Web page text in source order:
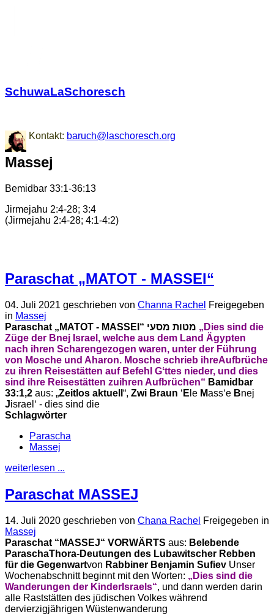
SchuwaLaSchoresch
Kontakt: baruch@laschoresch.org
Massej
Bemidbar 33:1-36:13
Jirmejahu 2:4-28; 3:4
(Jirmejahu 2:4-28; 4:1-4:2)
Paraschat „MATOT - MASSEI“
04. Juli 2021 geschrieben von Channa Rachel Freigegeben
in Massej
Paraschat „MATOT - MASSEI“ מטות מסעי „Dies sind die
Züge der Bnej Israel, welche aus dem Land Ägypten
nach ihren Scharengezogen waren, unter der Führung
von Mosche und Aharon. Mosche schrieb ihreAufbrüche
zu ihren Reisestätten auf Befehl Gʻttes nieder, und dies
sind ihre Reisestätten zuihren Aufbrüchen“ Bamidbar
33:1,2 aus: „Zeitlos aktuell “, Zwi Braun ʻ E le Massʻe Bnej
Jisraelʻ - dies sind die
Schlagwörter
Parascha
Massej
weiterlesen ...
Paraschat MASSEJ
14. Juli 2020 geschrieben von Chana Rachel Freigegeben in
Massej
Paraschat “MASSEJ“ VORWÄRTS aus: Belebende
ParaschaThora-Deutungen des Lubawitscher Rebben
für die Gegenwartvon Rabbiner Benjamin Sufiev Unser
Wochenabschnitt beginnt mit den Worten: „Dies sind die
Wanderungen der Kinder Israels“, und dann werden darin
alle Raststätten des jüdischen Volkes während
dervierzigjährigen Wüstenwanderung